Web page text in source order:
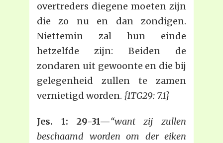
overtreders diegene moeten zijn
die zo nu en dan zondigen.
Niettemin zal hun einde
hetzelfde zijn: Beiden de
zondaren uit gewoonte en die bij
gelegenheid zullen te zamen
vernietigd worden. {1TG29: 7.1}
Jes. 1: 29-31—“want zij zullen
beschaamd worden om der eiken